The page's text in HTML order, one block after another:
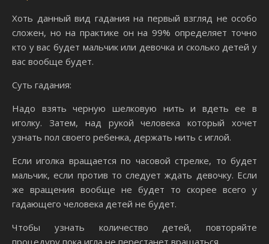
Хоть данный вид гадания на первый взгляд не особо
сложен, но на практике он на 99% определяет точно
кто у вас будет мальчик или девочка и сколько детей у
вас вообще будет.
Суть гадания:
Надо взять черную шелковую нить и вдеть ее в
иголку. Затем, над рукой человека который хочет
узнать пол своего ребенка, держать нить с иглой.
Если иголка вращается по часовой стрелке, то будет
мальчик, если против то следует ждать девочку. Если
же вращения вообще не будет то скорее всего у
гадающего человека детей не будет.
Чтобы узнать количество детей, повторяйте